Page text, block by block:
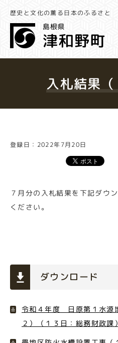
歴史と文化の薫る日本のふるさと
入札結果
登録日：2022年7月20日
７月分の入札結果を下記ダウ
ください。
ダウンロード
令和４年度 日原第１水源
２）（１３日：総務財政課